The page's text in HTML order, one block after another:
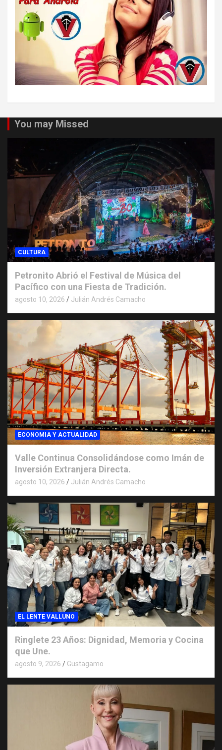
You may Missed
CULTURA
Petronito Abrió el Festival de Música del
Pacífico con una Fiesta de Tradición.
agosto 10, 2026 Julián Andrés Camacho
ECONOMIA Y ACTUALIDAD
Valle Continua Consolidándose como Imán de
Inversión Extranjera Directa.
agosto 10, 2026 Julián Andrés Camacho
EL LENTE VALLUNO
Ringlete 23 Años: Dignidad, Memoria y Cocina
que Une.
agosto 9, 2026 Gustagamo